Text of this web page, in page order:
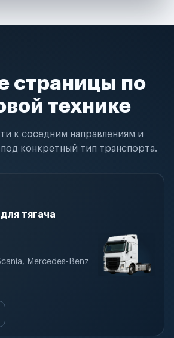
страницы по
технике
к соседним направлениям и
под конкретный тип транспорта.
тягача
Mercedes-Benz